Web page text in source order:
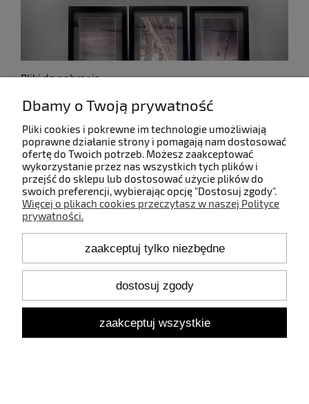
Pliki do pobrania:
wpuszczana SWAP M 7W3000KN matt black -
Produkt dnia
Dbamy o Twoją prywatność
Pliki cookies i pokrewne im technologie umożliwiają
poprawne działanie strony i pomagają nam dostosować
ofertę do Twoich potrzeb. Możesz zaakceptować
wykorzystanie przez nas wszystkich tych plików i
przejść do sklepu lub dostosować użycie plików do
swoich preferencji, wybierając opcję "Dostosuj zgody".
Więcej o plikach cookies przeczytasz w naszej Polityce
prywatności.
zaakceptuj tylko niezbędne
dostosuj zgody
zaakceptuj wszystkie